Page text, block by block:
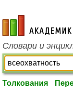
academic.ru
Словари и
Толкования